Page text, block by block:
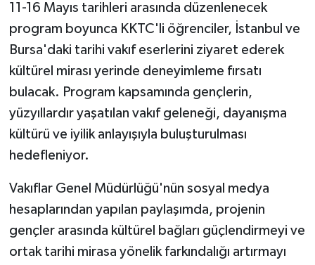
11-16 Mayıs tarihleri arasında düzenlenecek
program boyunca KKTC'li öğrenciler, İstanbul ve
Bursa'daki tarihi vakıf eserlerini ziyaret ederek
kültürel mirası yerinde deneyimleme fırsatı
bulacak. Program kapsamında gençlerin,
yüzyıllardır yaşatılan vakıf geleneği, dayanışma
kültürü ve iyilik anlayışıyla buluşturulması
hedefleniyor.
Vakıflar Genel Müdürlüğü'nün sosyal medya
hesaplarından yapılan paylaşımda, projenin
gençler arasında kültürel bağları güçlendirmeyi ve
ortak tarihi mirasa yönelik farkındalığı artırmayı